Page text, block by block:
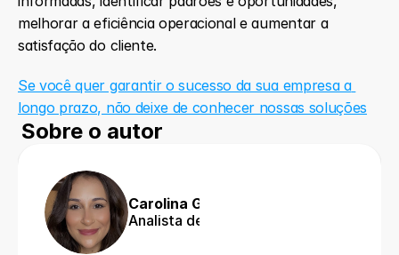
melhorar a eficiência operacional e aumentar a
satisfação do cliente.
Se você quer garantir o sucesso da sua empresa a
longo prazo, não deixe de conhecer nossas soluções
Sobre o autor
Carolina Gangorra
Analista de Marketing